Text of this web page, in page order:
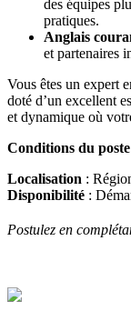
des équipes
pratiques.
Anglais
et partenaires
Vous êtes un expert
doté d’un excellent
et dynamique où
Conditions du
Localisation :
Disponibilité :
Postulez en